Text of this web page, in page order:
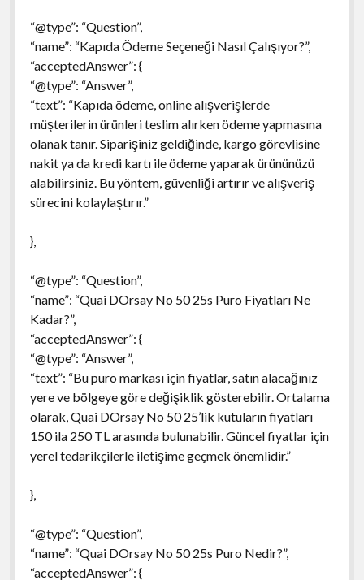
“@type”: “Question”,
“name”: “Kapıda Ödeme Seçeneği Nasıl Çalışıyor?”,
“acceptedAnswer”: {
“@type”: “Answer”,
“text”: “Kapıda ödeme, online alışverişlerde
müşterilerin ürünleri teslim alırken ödeme yapmasına
olanak tanır. Siparişiniz geldiğinde, kargo görevlisine
nakit ya da kredi kartı ile ödeme yaparak ürününüzü
alabilirsiniz. Bu yöntem, güvenliği artırır ve alışveriş
sürecini kolaylaştırır.”
},
“@type”: “Question”,
“name”: “Quai DOrsay No 50 25s Puro Fiyatları Ne
Kadar?”,
“acceptedAnswer”: {
“@type”: “Answer”,
“text”: “Bu puro markası için fiyatlar, satın alacağınız
yere ve bölgeye göre değişiklik gösterebilir. Ortalama
olarak, Quai DOrsay No 50 25’lik kutuların fiyatları
150 ila 250 TL arasında bulunabilir. Güncel fiyatlar için
yerel tedarikçilerle iletişime geçmek önemlidir.”
},
“@type”: “Question”,
“name”: “Quai DOrsay No 50 25s Puro Nedir?”,
“acceptedAnswer”: {